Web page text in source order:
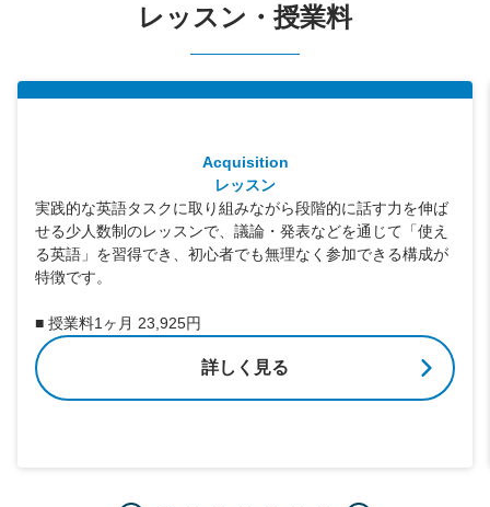
レッスン・授業料
Acquisition
レッスン
実践的な英語タスクに取り組みながら段階的に話す力を伸ば
せる少人数制のレッスンで、議論・発表などを通じて「使え
る英語」を習得でき、初心者でも無理なく参加できる構成が
特徴です。
■ 授業料1ヶ月 23,925円
詳しく見る